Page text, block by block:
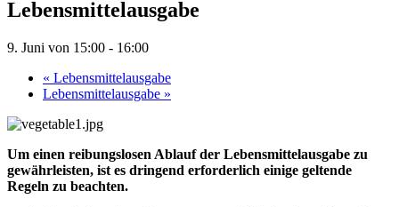
Lebensmittelausgabe
9. Juni von 15:00 - 16:00
« Lebensmittelausgabe
Lebensmittelausgabe »
Um einen reibungslosen Ablauf der Lebensmittelausgabe zu
gewährleisten, ist es dringend erforderlich einige geltende
Regeln zu beachten.